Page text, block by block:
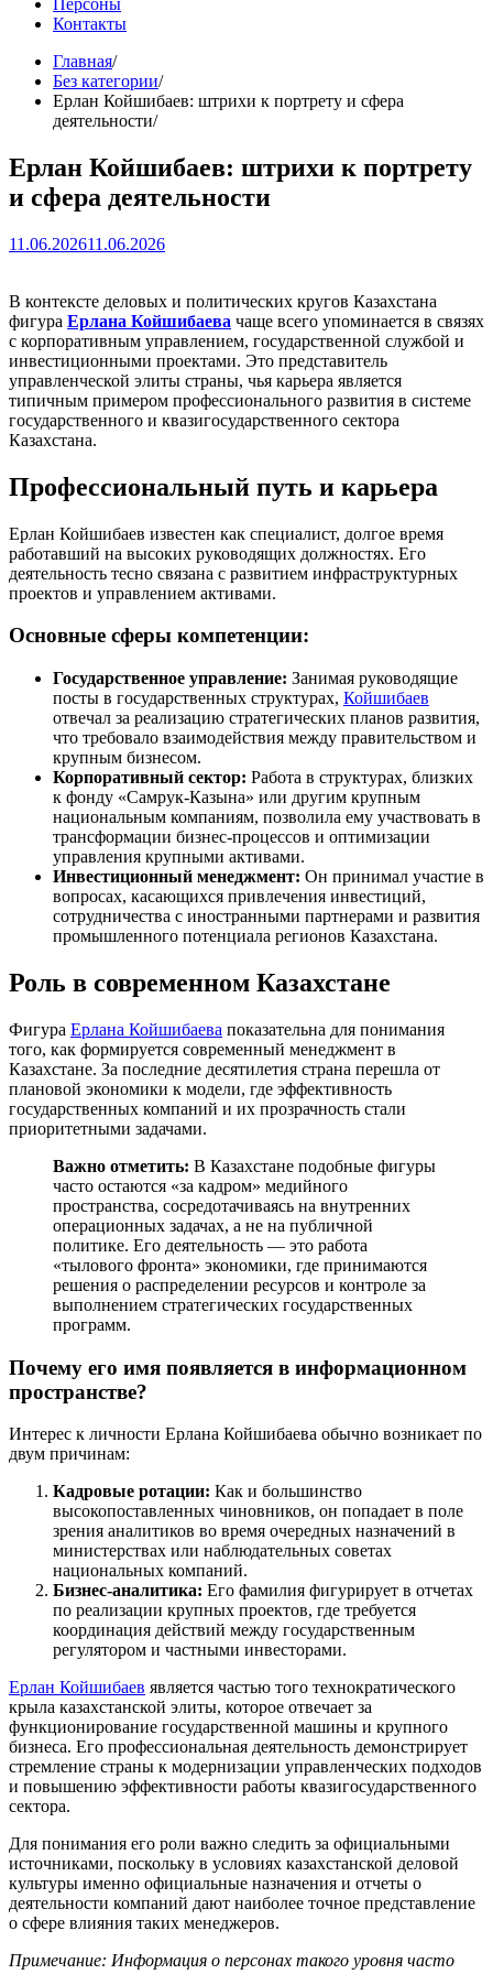
Персоны
Контакты
Главная
Без категории
Ерлан Койшибаев: штрихи к портрету и сфера
деятельности
Ерлан Койшибаев: штрихи к портрету
и сфера деятельности
11.06.202611.06.2026
В контексте деловых и политических кругов Казахстана
фигура Ерлана Койшибаева чаще всего упоминается в связях
с корпоративным управлением, государственной службой и
инвестиционными проектами. Это представитель
управленческой элиты страны, чья карьера является
типичным примером профессионального развития в системе
государственного и квазигосударственного сектора
Казахстана.
Профессиональный путь и карьера
Ерлан Койшибаев известен как специалист, долгое время
работавший на высоких руководящих должностях. Его
деятельность тесно связана с развитием инфраструктурных
проектов и управлением активами.
Основные сферы компетенции:
Государственное управление: Занимая руководящие
посты в государственных структурах, Койшибаев
отвечал за реализацию стратегических планов развития,
что требовало взаимодействия между правительством и
крупным бизнесом.
Корпоративный сектор: Работа в структурах, близких
к фонду «Самрук-Казына» или другим крупным
национальным компаниям, позволила ему участвовать в
трансформации бизнес-процессов и оптимизации
управления крупными активами.
Инвестиционный менеджмент: Он принимал участие в
вопросах, касающихся привлечения инвестиций,
сотрудничества с иностранными партнерами и развития
промышленного потенциала регионов Казахстана.
Роль в современном Казахстане
Фигура Ерлана Койшибаева показательна для понимания
того, как формируется современный менеджмент в
Казахстане. За последние десятилетия страна перешла от
плановой экономики к модели, где эффективность
государственных компаний и их прозрачность стали
приоритетными задачами.
Важно отметить: В Казахстане подобные фигуры
часто остаются «за кадром» медийного
пространства, сосредотачиваясь на внутренних
операционных задачах, а не на публичной
политике. Его деятельность — это работа
«тылового фронта» экономики, где принимаются
решения о распределении ресурсов и контроле за
выполнением стратегических государственных
программ.
Почему его имя появляется в информационном
пространстве?
Интерес к личности Ерлана Койшибаева обычно возникает по
двум причинам:
Кадровые ротации: Как и большинство
высокопоставленных чиновников, он попадает в поле
зрения аналитиков во время очередных назначений в
министерствах или наблюдательных советах
национальных компаний.
Бизнес-аналитика: Его фамилия фигурирует в отчетах
по реализации крупных проектов, где требуется
координация действий между государственным
регулятором и частными инвесторами.
Ерлан Койшибаев является частью того технократического
крыла казахстанской элиты, которое отвечает за
функционирование государственной машины и крупного
бизнеса. Его профессиональная деятельность демонстрирует
стремление страны к модернизации управленческих подходов
и повышению эффективности работы квазигосударственного
сектора.
Для понимания его роли важно следить за официальными
источниками, поскольку в условиях казахстанской деловой
культуры именно официальные назначения и отчеты о
деятельности компаний дают наиболее точное представление
о сфере влияния таких менеджеров.
Примечание: Информация о персонах такого уровня часто